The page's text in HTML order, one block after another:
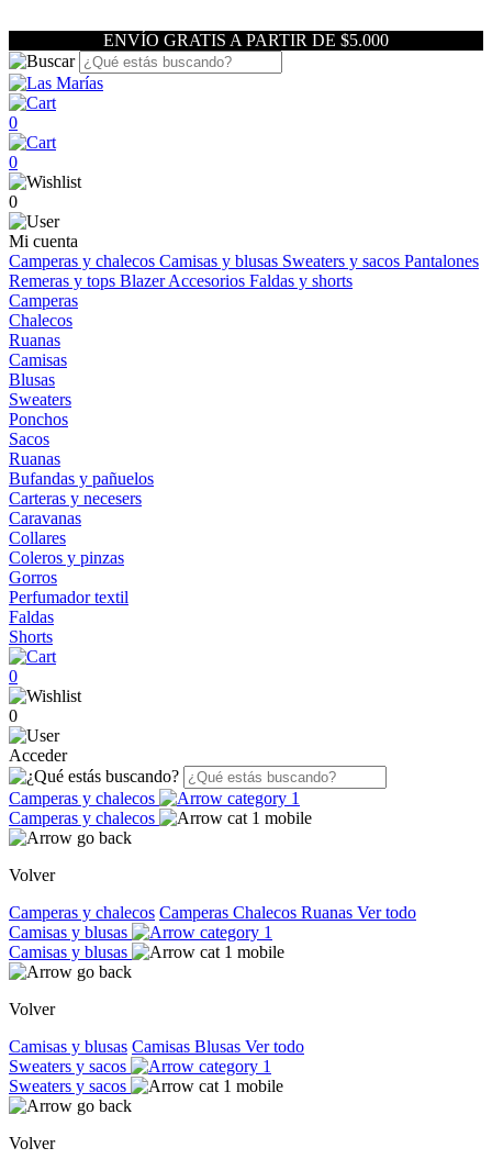
ENVÍO GRATIS A PARTIR DE $5.000
0
0
0
Mi cuenta
Camperas y chalecos Camisas y blusas Sweaters y sacos Pantalones
Remeras y tops BlazerAccesorios Faldas y shorts
Camperas
Chalecos
Ruanas
Camisas
Blusas
Sweaters
Ponchos
Sacos
Ruanas
Bufandas y pañuelos
Carteras y necesers
Caravanas
Collares
Coleros y pinzas
Gorros
Perfumador textil
Faldas
Shorts
0
0
Acceder
Camperas y chalecos
Camperas y chalecos
Volver
Camperas y chalecos Camperas Chalecos Ruanas Ver todo
Camisas y blusas
Camisas y blusas
Volver
Camisas y blusas Camisas Blusas Ver todo
Sweaters y sacos
Sweaters y sacos
Volver